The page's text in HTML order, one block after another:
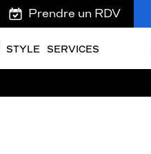
Prendre un RDV
STYLE SERVICES